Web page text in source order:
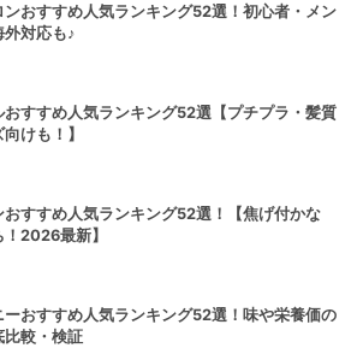
ンおすすめ人気ランキング52選！初心者・メン
外対応も♪
おすすめ人気ランキング52選【プチプラ・髪質
けも！】
おすすめ人気ランキング52選！【焦げ付かな
2026最新】
ーおすすめ人気ランキング52選！味や栄養価の
比較・検証